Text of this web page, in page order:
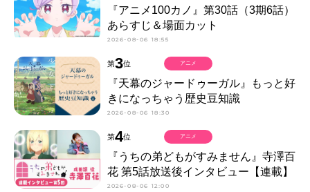
『アニメ100カノ』第30話（3期6話）
あらすじ＆場面カット
2026-08-06 18:55
第3位
『天幕のジャードゥーガル』もっと好
きになっちゃう歴史豆知識
2026-08-06 18:30
アニメ
第4位
『うちの弟どもがすみません』寺澤百
花 第5話放送後インタビュー【連載】
2026-08-06 12:00
アニメ